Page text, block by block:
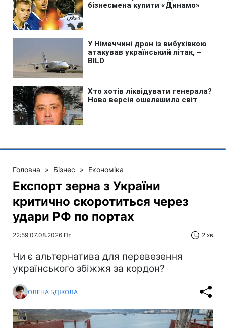
Головна » Бізнес » Економіка
Експорт зерна з України
критично скоротиться через
удари РФ по портах
22:59 07.08.2026 Пт 2 хв
Чи є альтернатива для перевезення
українського збіжжя за кордон?
ОЛЕНА БДЖОЛА